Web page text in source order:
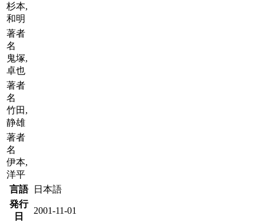
杉本,
和明
著者
名
鬼塚,
卓也
著者
名
竹田,
静雄
著者
名
伊本,
洋平
言語
日本語
発行
日
2001-11-01